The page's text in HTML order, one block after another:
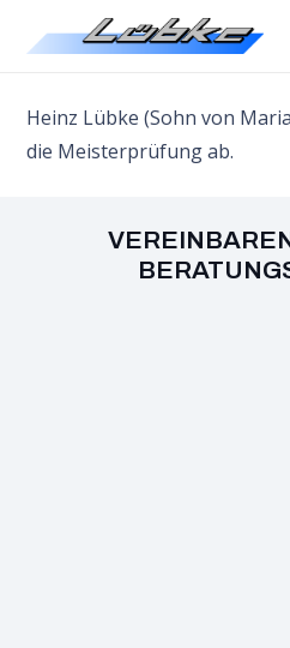
Heinz Lübke (Sohn von
die Meisterprüfung ab.